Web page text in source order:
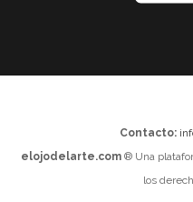
Contacto:
elojodelarte.com® Una
los